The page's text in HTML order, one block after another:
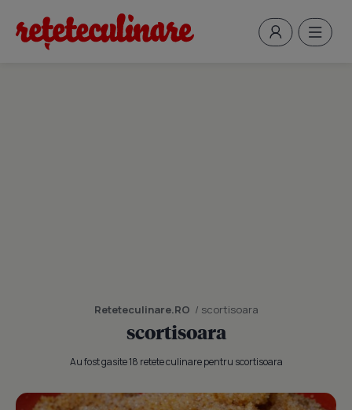
Reteteculinare.RO / scortisoara
scortisoara
Au fost gasite 18 retete culinare pentru scortisoara